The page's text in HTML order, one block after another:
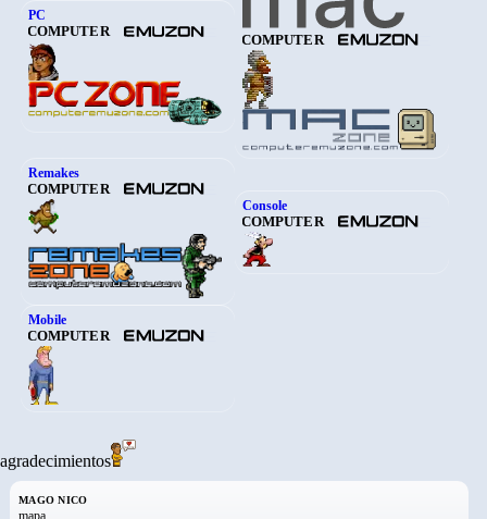
PC
COMPUTER COMPUTER
Remakes
COMPUTER
Console
COMPUTER
Mobile
COMPUTER
agradecimientos
MAGO NICO
mapa